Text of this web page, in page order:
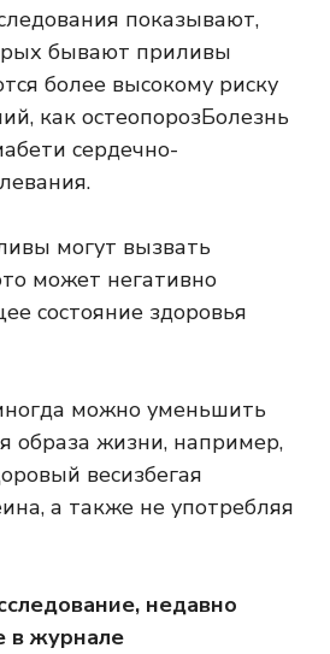
показывают,
бывают приливы
более высокому риску
как остеопорозБолезнь
и сердечно-
.
могут вызвать
может негативно
состояние здоровья
можно уменьшить
образа жизни, например,
весизбегая
а также не употребляя
недавно
в журнале